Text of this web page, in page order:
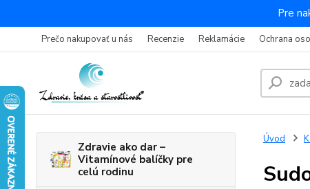
Pre
Prečo nakupovať u nás Recenzie Reklamácie Ochrana
Zdravie ako dar –
Vitamínové balíčky pre
celú rodinu
Úvod